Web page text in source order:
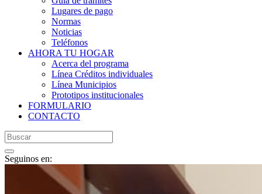
Lugares de pago
Normas
Noticias
Teléfonos
AHORA TU HOGAR
Acerca del programa
Línea Créditos individuales
Línea Municipios
Prototipos institucionales
FORMULARIO
CONTACTO
Seguinos en: